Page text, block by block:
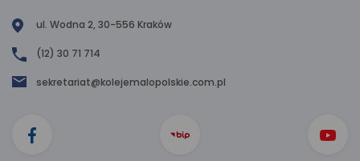
ul. Wodna 2, 30-556 Kraków
(12) 30 71 714
sekretariat@kolejemalopolskie.com.pl